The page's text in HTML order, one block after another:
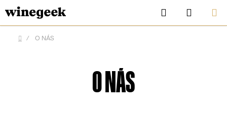
Přejít
na
obsah
Hledat
KOŠÍK
Domů
/ O NÁS
O NÁS